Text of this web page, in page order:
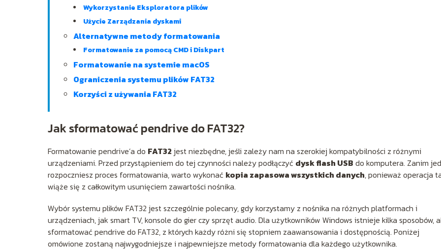
Wykorzystanie Eksploratora plików
Użycie Zarządzania dyskami
Alternatywne metody formatowania
Formatowanie za pomocą CMD i Diskpart
Formatowanie na systemie macOS
Ograniczenia systemu plików FAT32
Korzyści z używania FAT32
Jak sformatować pendrive do FAT32?
Formatowanie pendrive’a do FAT32 jest niezbędne, jeśli zależy nam na szerokiej kompatybilności z różnymi
urządzeniami. Przed przystąpieniem do tej czynności należy podłączyć dysk flash USB do komputera. Zanim
rozpoczniesz proces formatowania, warto wykonać kopia zapasowa wszystkich danych, ponieważ operacja
wiąże się z całkowitym usunięciem zawartości nośnika.
Wybór systemu plików FAT32 jest szczególnie polecany, gdy korzystamy z nośnika na różnych platformach i
urządzeniach, jak smart TV, konsole do gier czy sprzęt audio. Dla użytkowników Windows istnieje kilka sposobów,
sformatować pendrive do FAT32, z których każdy różni się stopniem zaawansowania i dostępnością. Poniżej
omówione zostaną najwygodniejsze i najpewniejsze metody formatowania dla każdego użytkownika.